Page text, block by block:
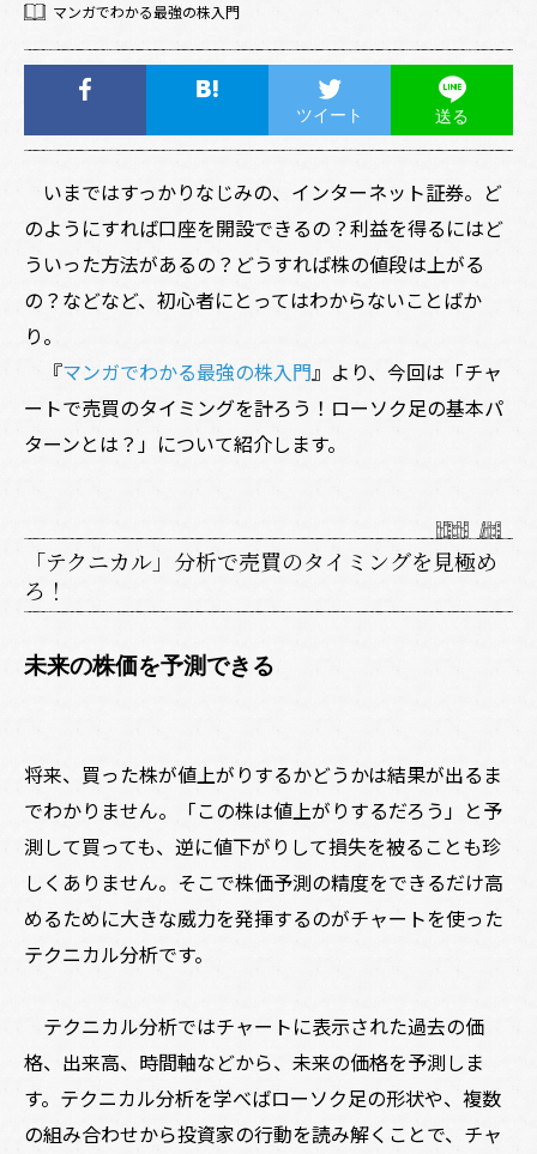
マンガでわかる最強の株入門
ツイート 送る
いまではすっかりなじみの、インターネット証券。ど
のようにすれば口座を開設できるの？利益を得るにはど
ういった方法があるの？どうすれば株の値段は上がる
の？などなど、初心者にとってはわからないことばか
り。
『マンガでわかる最強の株入門』より、今回は「チャ
ートで売買のタイミングを計ろう！ローソク足の基本パ
ターンとは？」について紹介します。
「テクニカル」分析で売買のタイミングを見極め
ろ！
未来の株価を予測できる
将来、買った株が値上がりするかどうかは結果が出るま
でわかりません。「この株は値上がりするだろう」と予
測して買っても、逆に値下がりして損失を被ることも珍
しくありません。そこで株価予測の精度をできるだけ高
めるために大きな威力を発揮するのがチャートを使った
テクニカル分析です。
テクニカル分析ではチャートに表示された過去の価
格、出来高、時間軸などから、未来の価格を予測しま
す。テクニカル分析を学べばローソク足の形状や、複数
の組み合わせから投資家の行動を読み解くことで、チャ